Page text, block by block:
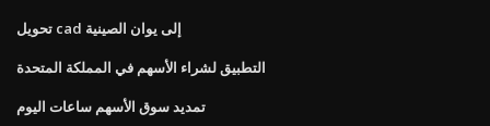
تحويل cad إلى يوان الصينية
التطبيق لشراء الأسهم في المملكة المتحدة
تمديد سوق الأسهم ساعات اليوم